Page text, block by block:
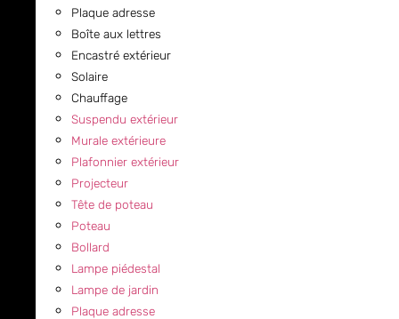
Plaque adresse
Boîte aux lettres
Encastré extérieur
Solaire
Chauffage
Suspendu extérieur
Murale extérieure
Plafonnier extérieur
Projecteur
Tête de poteau
Poteau
Bollard
Lampe piédestal
Lampe de jardin
Plaque adresse